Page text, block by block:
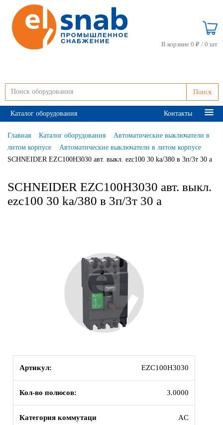
Поиск
В корзине 0 ₽ / 0 шт
Каталог оборудования Контакты
Главная Каталог оборудования
Автоматические выключатели в
литом корпусе
Автоматические выключатели в литом корпусе
SCHNEIDER EZC100H3030 авт. выкл. ezc100 30 ka/380 в 3п/3т 30 a
SCHNEIDER EZC100H3030 авт. выкл.
ezc100 30 ka/380 в 3п/3т 30 a
Артикул: EZC100H3030
Кол-во полюсов: 3.0000
Категория коммутаци
AC